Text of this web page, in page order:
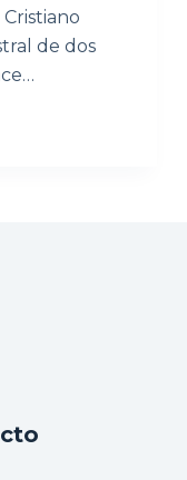
de dos